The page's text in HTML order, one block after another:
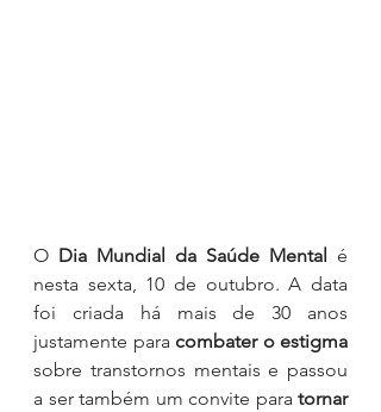
O Dia Mundial da Saúde Mental é
nesta sexta, 10 de outubro. A data
foi criada há mais de 30 anos
justamente para
sobre transtornos mentais e passou
a ser também um convite para tornar